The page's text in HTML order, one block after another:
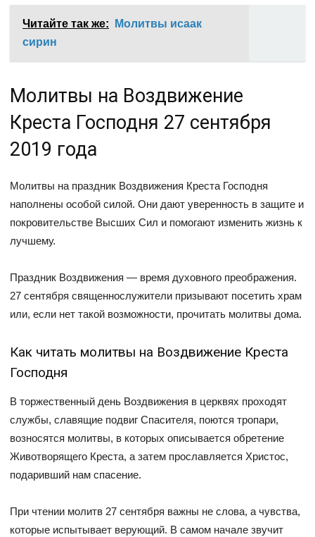
Читайте так же:
Молитвы исаак
сирин
Молитвы на Воздвижение
Креста Господня 27 сентября
2019 года
Молитвы на праздник Воздвижения Креста Господня
наполнены особой силой. Они дают уверенность в защите и
покровительстве Высших Сил и помогают изменить жизнь к
лучшему.
Праздник Воздвижения — время духовного преображения.
27 сентября священнослужители призывают посетить храм
или, если нет такой возможности, прочитать молитвы дома.
Как читать молитвы на Воздвижение Креста
Господня
В торжественный день Воздвижения в церквях проходят
службы, славящие подвиг Спасителя, поются тропари,
возносятся молитвы, в которых описывается обретение
Животворящего Креста, а затем прославляется Христос,
подаривший нам спасение.
При чтении молитв 27 сентября важны не слова, а чувства,
которые испытывает верующий. В самом начале звучит